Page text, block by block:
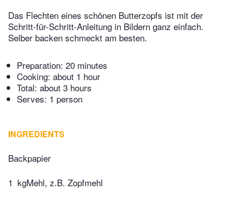
Das Flechten eines schönen Butterzopfs ist mit der
Schritt-für-Schritt-Anleitung in Bildern ganz einfach.
Selber backen schmeckt am besten.
Preparation: 20 minutes
Cooking: about 1 hour
Total: about 3 hours
Serves: 1 person
INGREDIENTS
Backpapier
1 kgMehl, z.B. Zopfmehl